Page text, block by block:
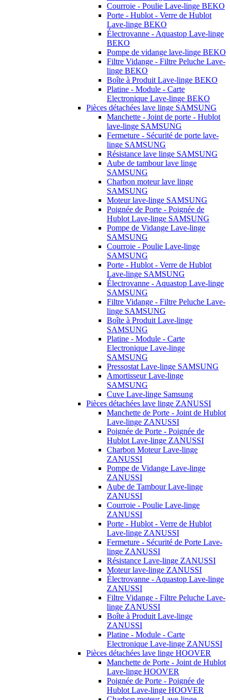
Courroie - Poulie Lave-linge BEKO
Porte - Hublot - Verre de Hublot
Lave-linge BEKO
Électrovanne - Aquastop Lave-linge
BEKO
Pompe de vidange lave-linge BEKO
Filtre Vidange - Filtre Peluche Lave-
linge BEKO
Boîte à Produit Lave-linge BEKO
Platine - Module - Carte
Electronique Lave-linge BEKO
Pièces détachées lave linge SAMSUNG
Manchette - Joint de porte - Hublot
lave-linge SAMSUNG
Fermeture - Sécurité de porte lave-
linge SAMSUNG
Résistance lave linge SAMSUNG
Aube de tambour lave linge
SAMSUNG
Charbon moteur lave linge
SAMSUNG
Moteur lave-linge SAMSUNG
Poignée de Porte - Poignée de
Hublot Lave-linge SAMSUNG
Pompe de Vidange Lave-linge
SAMSUNG
Courroie - Poulie Lave-linge
SAMSUNG
Porte - Hublot - Verre de Hublot
Lave-linge SAMSUNG
Électrovanne - Aquastop Lave-linge
SAMSUNG
Filtre Vidange - Filtre Peluche Lave-
linge SAMSUNG
Boîte à Produit Lave-linge
SAMSUNG
Platine - Module - Carte
Electronique Lave-linge
SAMSUNG
Pressostat Lave-linge SAMSUNG
Amortisseur Lave-linge
SAMSUNG
Cuve Lave-linge Samsung
Pièces détachées lave linge ZANUSSI
Manchette de Porte - Joint de Hublot
Lave-linge ZANUSSI
Poignée de Porte - Poignée de
Hublot Lave-linge ZANUSSI
Charbon Moteur Lave-linge
ZANUSSI
Pompe de Vidange Lave-linge
ZANUSSI
Aube de Tambour Lave-linge
ZANUSSI
Courroie - Poulie Lave-linge
ZANUSSI
Porte - Hublot - Verre de Hublot
Lave-linge ZANUSSI
Fermeture - Sécurité de Porte Lave-
linge ZANUSSI
Résistance Lave-linge ZANUSSI
Moteur lave-linge ZANUSSI
Électrovanne - Aquastop Lave-linge
ZANUSSI
Filtre Vidange - Filtre Peluche Lave-
linge ZANUSSI
Boîte à Produit Lave-linge
ZANUSSI
Platine - Module - Carte
Electronique Lave-linge ZANUSSI
Pièces détachées lave linge HOOVER
Manchette de Porte - Joint de Hublot
Lave-linge HOOVER
Poignée de Porte - Poignée de
Hublot Lave-linge HOOVER